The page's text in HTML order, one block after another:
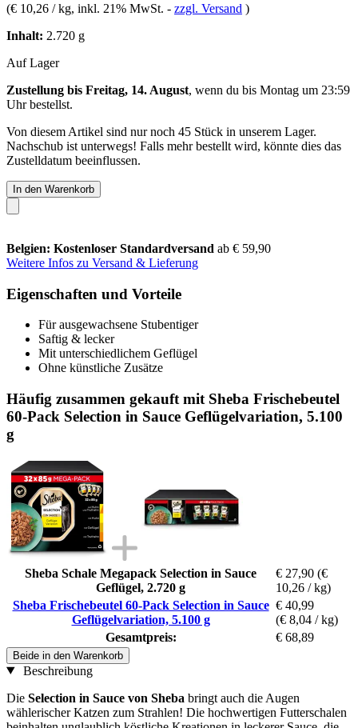
(€ 10,26 / kg, inkl. 21% MwSt. - zzgl. Versand )
Inhalt: 2.720 g
Auf Lager
Zustellung bis Freitag, 14. August, wenn du bis Montag um 23:59
Uhrbestellst.
Von diesem Artikel sind nur noch 45 Stück in unserem Lager.
Nachschub ist unterwegs! Falls mehr bestellt wird, könnte dies das
Zustelldatum beeinflussen.
In den Warenkorb
Belgien: Kostenloser Standardversand ab € 59,90
Weitere Infos zu Versand & Lieferung
Eigenschaften und Vorteile
Für ausgewachsene Stubentiger
Saftig & lecker
Mit unterschiedlichem Geflügel
Ohne künstliche Zusätze
Häufig zusammen gekauft mit Sheba Frischebeutel
60-Pack Selection in Sauce Geflügelvariation, 5.100
g
Sheba Schale Megapack Selection in Sauce
Geflügel, 2.720 g
€ 27,90 (€
10,26 / kg)
Sheba Frischebeutel 60-Pack Selection in Sauce
Geflügelvariation, 5.100 g
€ 40,99
(€ 8,04 / kg)
Gesamtpreis:
€ 68,89
Beide in den Warenkorb
Beschreibung
Die Selection in Sauce von Sheba bringt auch die Augen
wählerischer Katzen zum Strahlen! Die hochwertigen Futterschalen